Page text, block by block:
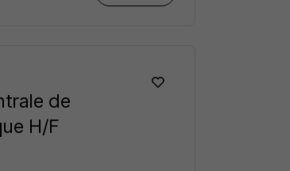
de
H/F